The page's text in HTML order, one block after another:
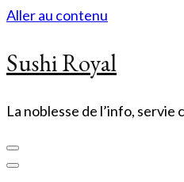
Aller au contenu
Sushi Royal
La noblesse de l’info, servie